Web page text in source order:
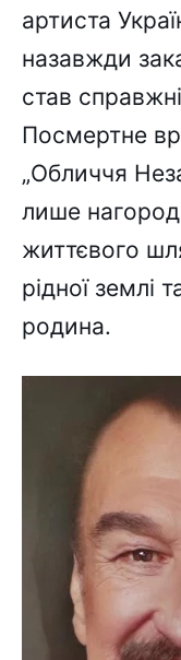
артиста
назавжди
став
Посмертне
„Обличчя
лише
життєвого
рідної землі
родина.